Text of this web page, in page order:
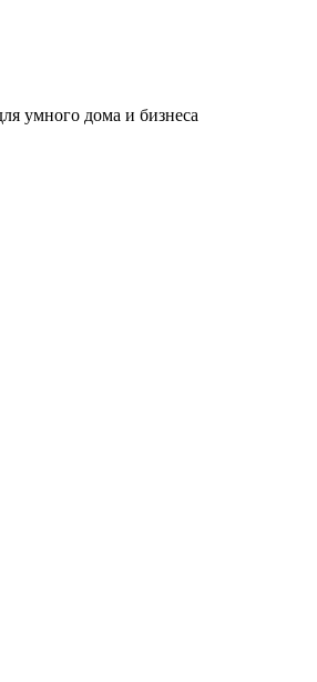
умного дома и бизнеса